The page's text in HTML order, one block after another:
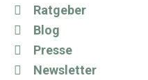
Ratgeber
Blog
Presse
Newsletter